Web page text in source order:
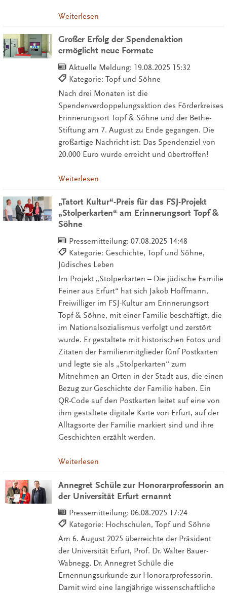
Weiterlesen
Großer Erfolg der Spendenaktion
ermöglicht neue Formate
Aktuelle Meldung: 19.08.2025 15:32
Kategorie: Topf und Söhne
Nach drei Monaten ist die
Spendenverdoppelungsaktion des Förderkreises
Erinnerungsort Topf & Söhne und der Bethe-
Stiftung am 7. August zu Ende gegangen. Die
großartige Nachricht ist: Das Spendenziel von
20.000 Euro wurde erreicht und übertroffen!
Weiterlesen
„Tatort Kultur“-Preis für das FSJ-Projekt
„Stolperkarten“ am Erinnerungsort Topf &
Söhne
Pressemitteilung: 07.08.2025 14:48
Kategorie: Geschichte, Topf und Söhne,
Jüdisches Leben
Im Projekt „Stolperkarten – Die jüdische Familie
Feiner aus Erfurt“ hat sich Jakob Hoffmann,
Freiwilliger im FSJ-Kultur am Erinnerungsort
Topf & Söhne, mit einer Familie beschäftigt, die
im Nationalsozialismus verfolgt und zerstört
wurde. Er gestaltete mit historischen Fotos und
Zitaten der Familienmitglieder fünf Postkarten
und legte sie als „Stolperkarten“ zum
Mitnehmen an Orten in der Stadt aus, die einen
Bezug zur Geschichte der Familie haben. Ein
QR-Code auf den Postkarten leitet auf eine von
ihm gestaltete digitale Karte von Erfurt, auf der
Alltagsorte der Familie markiert sind und ihre
Geschichten erzählt werden.
Weiterlesen
Annegret Schüle zur Honorarprofessorin an
der Universität Erfurt ernannt
Pressemitteilung: 06.08.2025 17:24
Kategorie: Hochschulen, Topf und Söhne
Am 6. August 2025 überreichte der Präsident
der Universität Erfurt, Prof. Dr. Walter Bauer-
Wabnegg, Dr. Annegret Schüle die
Ernennungsurkunde zur Honorarprofessorin.
Damit wird eine langjährige wissenschaftliche